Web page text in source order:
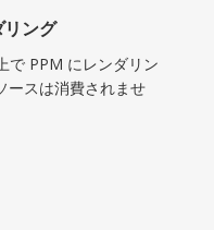
ング
で PPM にレンダリン
ースは消費されませ